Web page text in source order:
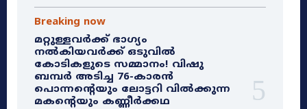
Breaking now
മറ്റുള്ളവർക്ക് ഭാഗ്യം
നൽകിയവർക്ക് ഒടുവിൽ
കോടികളുടെ സമ്മാനം! വിഷു
ബമ്പർ അടിച്ച 76-കാരൻ
പൊന്നന്റെയും ലോട്ടറി വിൽക്കുന്ന
മകന്റെയും കണ്ണീർക്കഥ